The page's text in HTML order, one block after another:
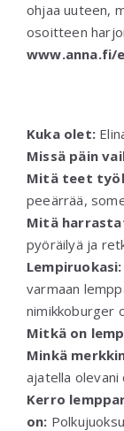
ohjaa uuteen,
osoitteen
www.anna.fi/
Kuka olet:
Missä päin
Mitä teet
peeärrää,
Mitä
pyöräilyä ja
Lempiruokasi:
varmaan
nimikkoburger
Mitkä on
Minkä
ajatella olevani
Kerro
on: